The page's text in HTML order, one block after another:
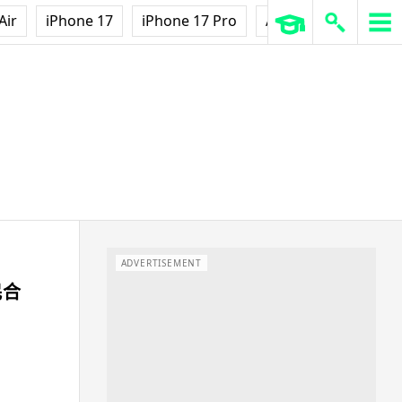
iPhone 17 iPhone 17 Pro AirPods Pro 3
ADVERTISEMENT